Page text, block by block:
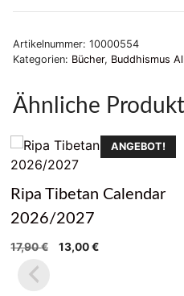
Artikelnummer: 10000554
Kategorien: Bücher, Buddhismus
Ähnliche
ANGEBOT!
Ripa Tibetan Calendar
2026/2027
17,90€
Ursprünglicher
13,00€Aktueller